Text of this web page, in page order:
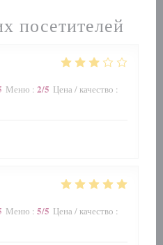
посетителей
Меню : 2/5 Цена / качество :
Меню : 5/5 Цена / качество :